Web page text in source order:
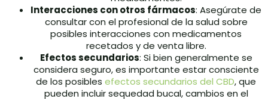
Interacciones con otros fármacos: Asegúrate de
consultar con el profesional de la salud sobre
posibles interacciones con medicamentos
recetados y de venta libre.
Efectos secundarios: Si bien generalmente se
considera seguro, es importante estar consciente
de los posibles efectos secundarios del CBD, que
pueden incluir sequedad bucal, cambios en el